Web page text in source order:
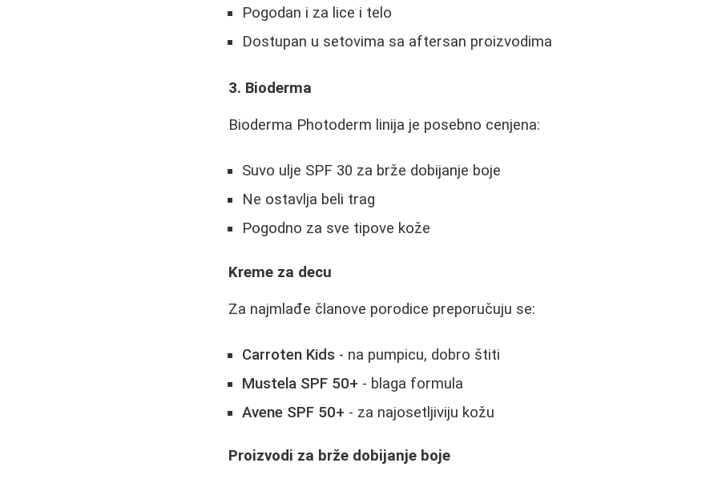
Pogodan i za lice i telo
Dostupan u setovima sa aftersan proizvodima
3. Bioderma
Bioderma Photoderm linija je posebno cenjena:
Suvo ulje SPF 30 za brže dobijanje boje
Ne ostavlja beli trag
Pogodno za sve tipove kože
Kreme za decu
Za najmlađe članove porodice preporučuju se:
Carroten Kids - na pumpicu, dobro štiti
Mustela SPF 50+ - blaga formula
Avene SPF 50+ - za najosetljiviju kožu
Proizvodi za brže dobijanje boje